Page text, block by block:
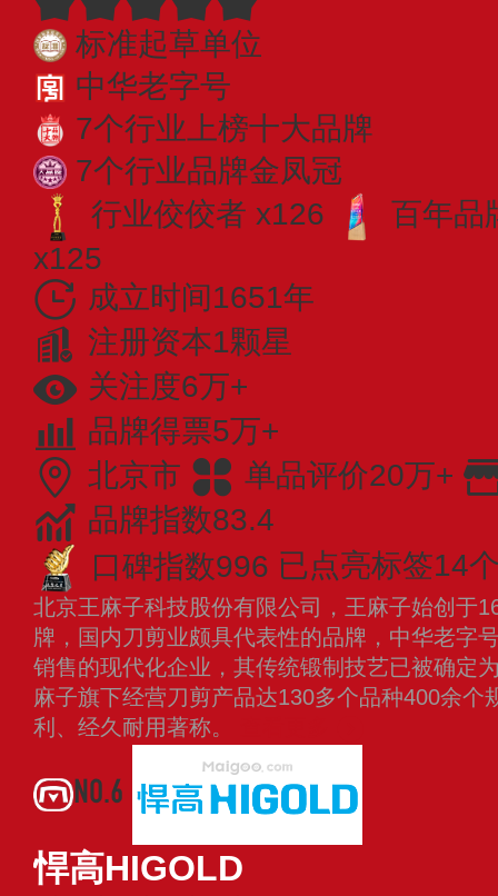
标准起草单位
中华老字号
7个行业上榜十大品牌
7个行业品牌金凤冠
行业佼佼者 x126
百年品
x125
成立时间1651年
注册资本1颗星
关注度6万+
品牌得票5万+
北京市
单品评价20万+
品牌指数83.4
口碑指数996 已点亮标签14
北京王麻子科技股份有限公司，王麻子始创于
牌，国内刀剪业颇具代表性的品牌，中华老字
销售的现代化企业，其传统锻制技艺已被确定
麻子旗下经营刀剪产品达130多个品种400余个
利、经久耐用著称。
NO.6
悍高HIGOLD